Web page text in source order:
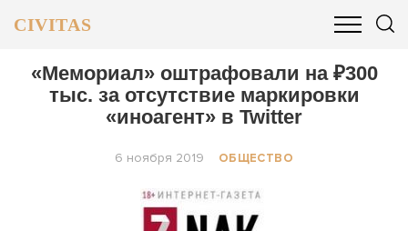
CIVITAS
ОБЩЕСТВО БИЗНЕС И ФИНАНСЫ
«Мемориал» оштрафовали на ₽300
тыс. за отсутствие маркировки
«иноагент» в Twitter
6 ноября 2019 ОБЩЕСТВО